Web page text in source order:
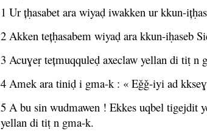
1 Ur țḥasabet ara wiyaḍ iwakken ur kkun-
2 Akken tețḥasabem wiyaḍ ara kkun-iḥaseb
3 Acuɣeṛ tețmuqquleḍ axeclaw yellan di tiṭ
4 Amek ara tiniḍ i gma-k : « Eǧǧ-iyi ad
5 A bu sin wudmawen ! Ekkes uqbel tigejdit
yellan di tiṭ n gma-k.